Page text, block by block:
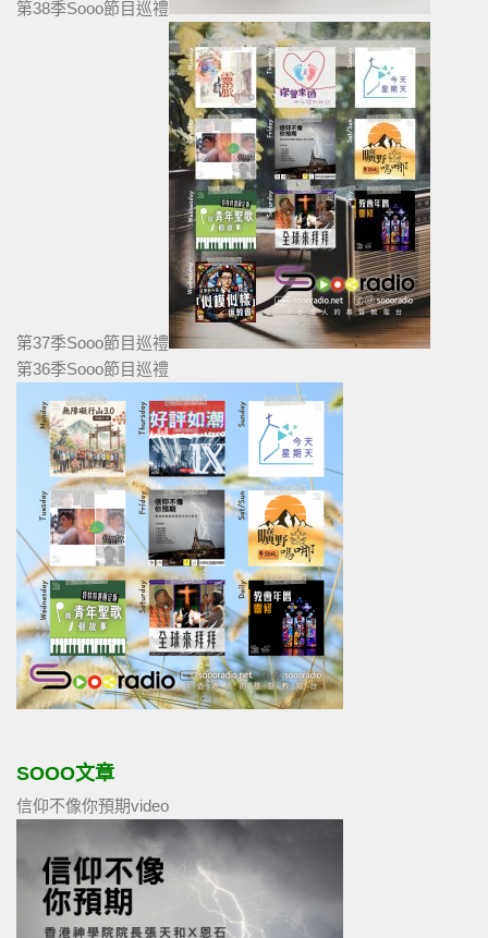
第38季Sooo節目巡禮
第37季Sooo節目巡禮
第36季Sooo節目巡禮
SOOO文章
信仰不像你預期video